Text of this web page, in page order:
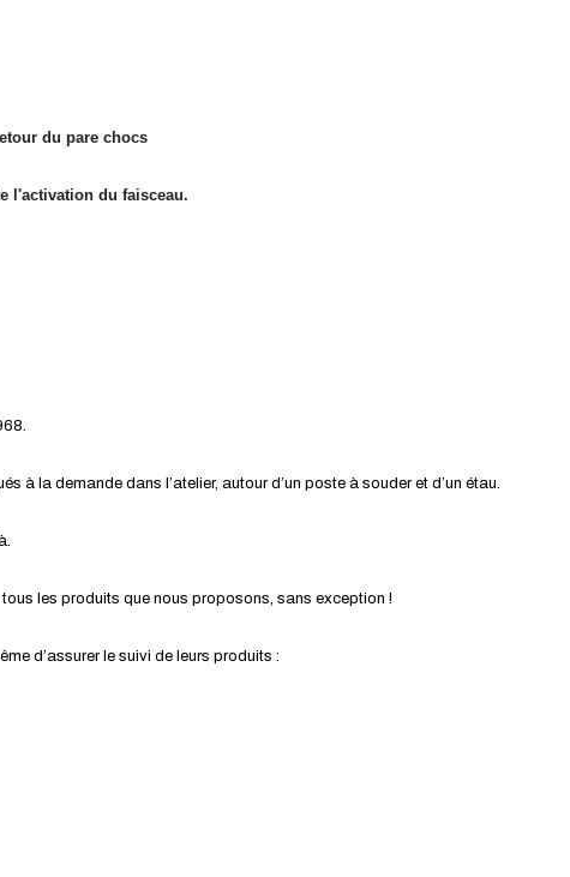
du pare chocs
l'activation du faisceau.
à la demande dans l’atelier, autour d’un poste à souder et d’un étau.
les produits que nous proposons, sans exception !
d’assurer le suivi de leurs produits :